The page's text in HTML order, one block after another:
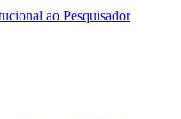
ao Pesquisador